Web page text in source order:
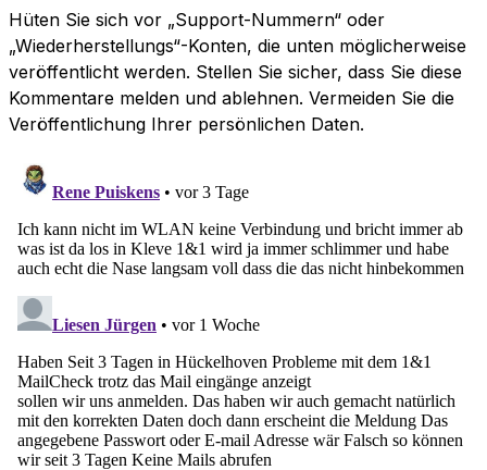
Hüten Sie sich vor „Support-Nummern“ oder
„Wiederherstellungs“-Konten, die unten möglicherweise
veröffentlicht werden. Stellen Sie sicher, dass Sie diese
Kommentare melden und ablehnen. Vermeiden Sie die
Veröffentlichung Ihrer persönlichen Daten.